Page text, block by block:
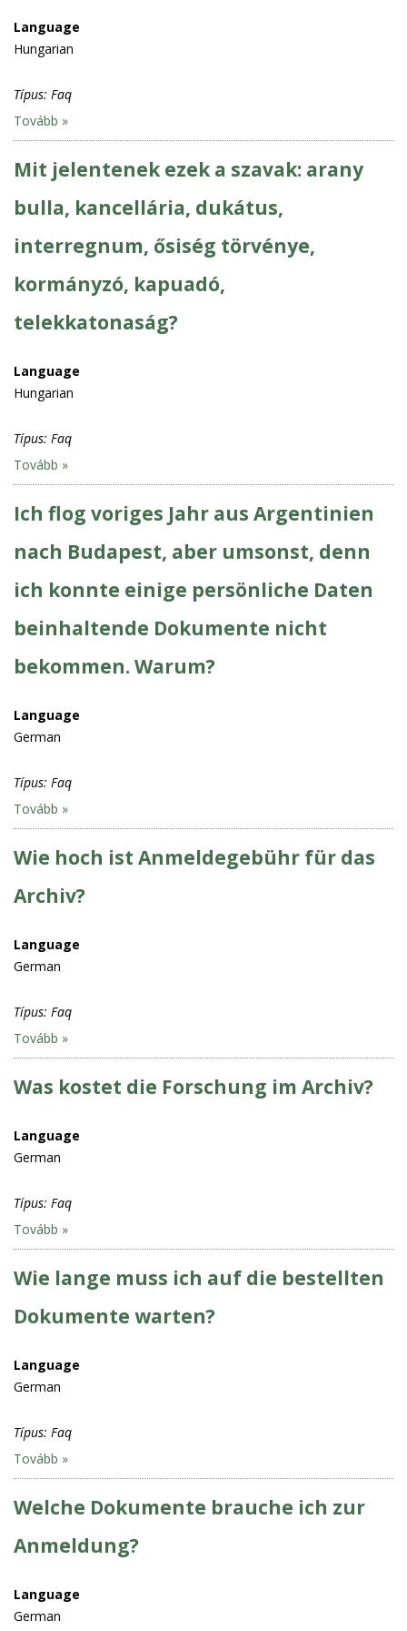
Language
Hungarian
Típus: Faq
Tovább »
Mit jelentenek ezek a szavak: arany
bulla, kancellária, dukátus,
interregnum, ősiség törvénye,
kormányzó, kapuadó,
telekkatonaság?
Language
Hungarian
Típus: Faq
Tovább »
Ich flog voriges Jahr aus Argentinien
nach Budapest, aber umsonst, denn
ich konnte einige persönliche Daten
beinhaltende Dokumente nicht
bekommen. Warum?
Language
German
Típus: Faq
Tovább »
Wie hoch ist Anmeldegebühr für das
Archiv?
Language
German
Típus: Faq
Tovább »
Was kostet die Forschung im Archiv?
Language
German
Típus: Faq
Tovább »
Wie lange muss ich auf die bestellten
Dokumente warten?
Language
German
Típus: Faq
Tovább »
Welche Dokumente brauche ich zur
Anmeldung?
Language
German